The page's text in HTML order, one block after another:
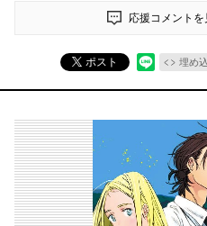
応援コメントを
ポスト 埋め